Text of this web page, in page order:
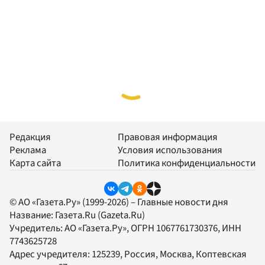
Редакция
Реклама
Карта сайта
Правовая информация
Условия использования
Политика конфиденциальности
© АО «Газета.Ру» (1999-2026) – Главные новости дня
Название: Газета.Ru (Gazeta.Ru)
Учредитель:АО «Газета.Ру», ОГРН 1067761730376, ИНН
7743625728
Адрес учредителя: 125239, Россия, Москва, Коптевская